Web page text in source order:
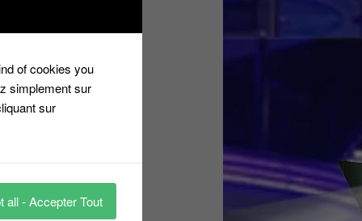
of cookies you
simplement sur
sur
all - Accepter Tout